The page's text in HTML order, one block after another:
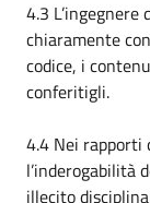
4.3
chiaramente
codice, i
conferitigli.
4.4 Nei rapporti
l’inderogabilità
illecito